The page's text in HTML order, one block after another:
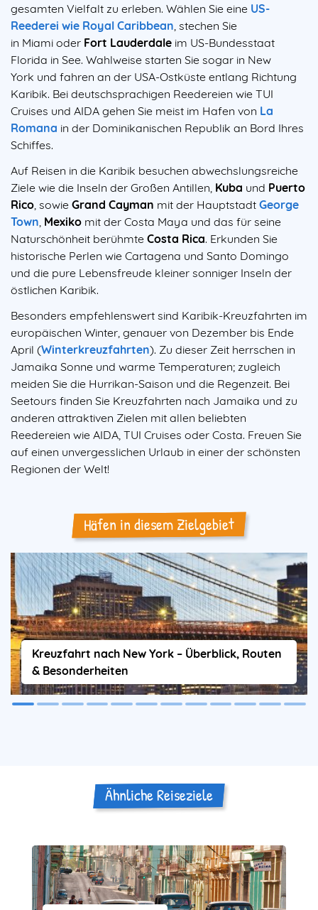
gesamten Vielfalt zu erleben. Wählen Sie eine US-
Reederei wie Royal Caribbean , stechen Sie
in Miami oder Fort Lauderdale im US-Bundesstaat
Florida in See. Wahlweise starten Sie sogar in New
York und fahren an der USA-Ostküste entlang Richtung
Karibik. Bei deutschsprachigen Reedereien wie TUI
Cruises und AIDA gehen Sie meist im Hafen von La
Romana in der Dominikanischen Republik an Bord Ihres
Schiffes.
Auf Reisen in die Karibik besuchen abwechslungsreiche
Ziele wie die Inseln der Großen Antillen, Kuba und Puerto
Rico , sowie Grand Cayman mit der Hauptstadt George
Town Mexiko mit der Costa Maya und das für seine
Naturschönheit berühmte Costa Rica. Erkunden Sie
historische Perlen wie Cartagena und Santo Domingo
und die pure Lebensfreude kleiner sonniger Inseln der
östlichen Karibik.
Besonders empfehlenswert sind Karibik-Kreuzfahrten im
europäischen Winter, genauer von Dezember bis Ende
April (Winterkreuzfahrten). Zu dieser Zeit herrschen in
Jamaika Sonne und warme Temperaturen; zugleich
meiden Sie die Hurrikan-Saison und die Regenzeit. Bei
Seetours finden Sie Kreuzfahrten nach Jamaika und zu
anderen attraktiven Zielen mit allen beliebten
Reedereien wie AIDA, TUI Cruises oder Costa. Freuen Sie
auf einen unvergesslichen Urlaub in einer der schönsten
Regionen der Welt!
Häfen in diesem Zielgebiet
Kreuzfahrt nach New York – Überblick, Routen
& Besonderheiten
Ähnliche Reiseziele